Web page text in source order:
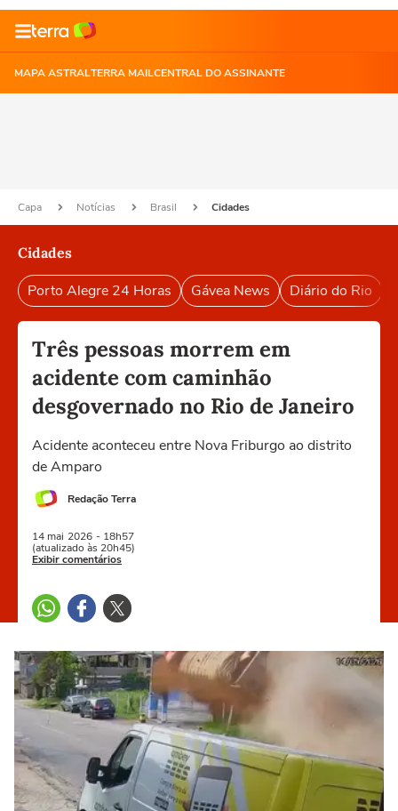
MAPA ASTRALTERRA MAILCENTRAL DO ASSINANTE
Capa Notícias Brasil Cidades
Cidades
Porto Alegre 24 Horas Gávea News Diário do Rio
Três pessoas morrem em
acidente com caminhão
desgovernado no Rio de Janeiro
Acidente aconteceu entre Nova Friburgo ao distrito
de Amparo
Redação Terra
14 mai 2026 - 18h57
(atualizado às 20h45)
Exibir comentários